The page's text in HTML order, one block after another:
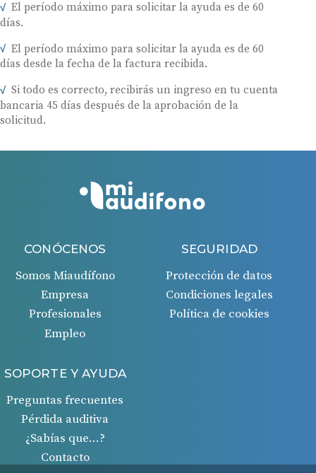
El período máximo para solicitar la ayuda es de 60
días.
El período máximo para solicitar la ayuda es de 60
días desde la fecha de la factura recibida.
Si todo es correcto, recibirás un ingreso en tu cuenta
bancaria 45 días después de la aprobación de la
solicitud.
CONÓCENOS
Somos Miaudífono
Empresa
Profesionales
Empleo
SEGURIDAD
Protección de datos
Condiciones legales
Política de cookies
SOPORTE Y AYUDA
Preguntas frecuentes
Pérdida auditiva
¿Sabías que…?
Contacto